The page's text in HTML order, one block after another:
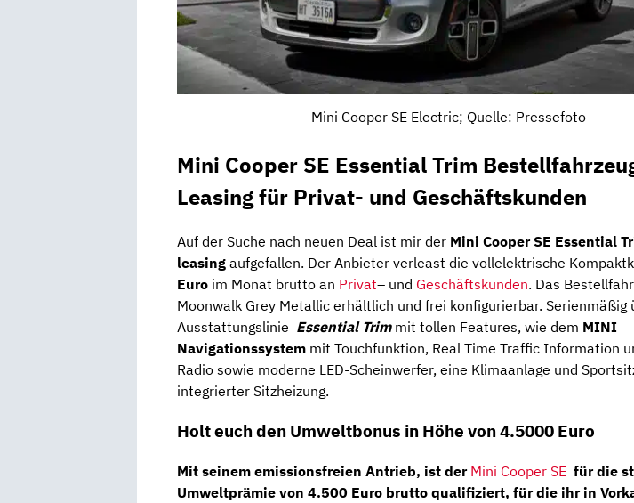
Mini Cooper SE Electric; Quelle: Pressefoto
Mini Cooper SE Essential Trim
Leasing für Privat- und Geschäftskunden
Auf der Suche nach neuen Deal ist mir der Mini Cooper SE Essential
leasing aufgefallen. Der Anbieter verleast die vollelektrische
Euro im Monat brutto an Privat– und Geschäftskunden. Das
Moonwalk Grey Metallic erhältlich und frei konfigurierbar. Serienmäßig
Ausstattungslinie Essential Trimmit tollen Features, wie dem MINI
Navigationssystem mit Touchfunktion, Real Time Traffic Information
Radio sowie moderne LED-Scheinwerfer, eine Klimaanlage und
integrierter Sitzheizung.
Holt euch den Umweltbonus in Höhe von 4.5000 Euro
Mit seinem emissionsfreien Antrieb, ist der Mini Cooper SE für die
Umweltprämie von 4.500 Euro brutto qualifiziert, für die ihr in